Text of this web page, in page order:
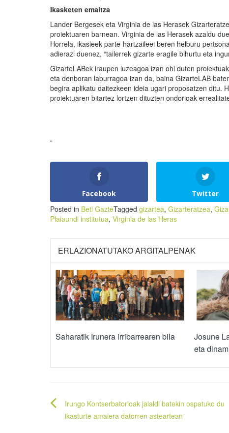
Ikasketen emaitza
Lander Bergesek eta Virginia de las Herasek
proiektuaren barnean. Virginia de las Herasek azaldu
Horrela, ikasleek parte-hartzaileei beren helburu
adierazi duenez, “tailerrek gizarte eragile bihurtu eta
GizarteLABek iraupen luzeagoa izan ohi duten
eta denboran laburragoa izan da, baina GizarteLAB
begira aplikatu daitezkeen ideia ugari proposatzen ditu.
proiektuaren bitartez lortzen dituzten ondorioak
“
Facebook Twitter
Posted in Beti GazteTagged gizartea, Gizarteratzea,
Plaiaundi institutua, Virginia de las Heras
ERLAZIONATUTAKO ARGITALPENAK
Saharatik Irunera irribarrearen bila
Josune
eta
Bidalketetan
zehar
Irungo Kontserbatorioak jaialdi batekin ospatuko du
ikasturte amaiera datorren asteartean